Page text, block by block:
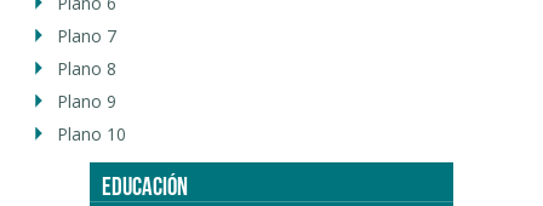
Plano 7
Plano 8
Plano 9
Plano 10
EDUCACIÓN